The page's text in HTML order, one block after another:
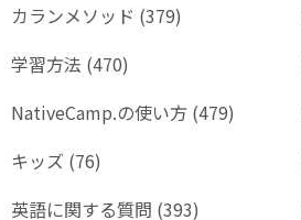
カランメソッド (379)
学習方法 (470)
NativeCamp.の使い方 (479)
キッズ (76)
英語に関する質問 (393)